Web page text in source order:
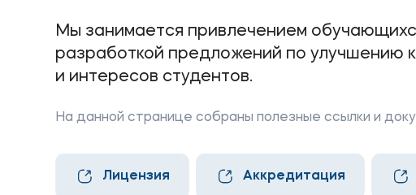
+7 (800) 200-80-66 Банковские
Мы занимается привлечением
разработкой предложений по улучшению
и интересов студентов.
На данной странице собраны полезные ссылки и
Лицензия Аккредитация